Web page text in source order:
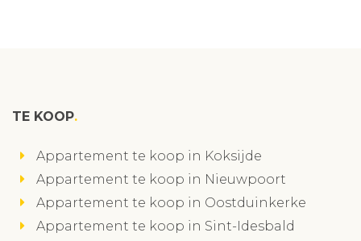
TE KOOP
Appartement te koop in Koksijde
Appartement te koop in Nieuwpoort
Appartement te koop in Oostduinkerke
Appartement te koop in Sint-Idesbald